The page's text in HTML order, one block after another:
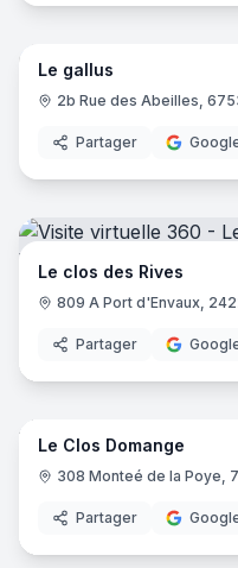
Le gallus
2b Rue des Abeilles,
Partager
Le clos des Rives
809 A Port d'Envaux,
Partager
Le Clos Domange
308 Monteé de la Poye,
Partager